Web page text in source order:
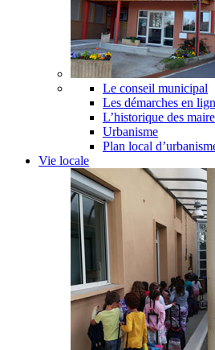
Le conseil municipal
Les démarches en
L’historique des
Urbanisme
Plan local
Vie locale